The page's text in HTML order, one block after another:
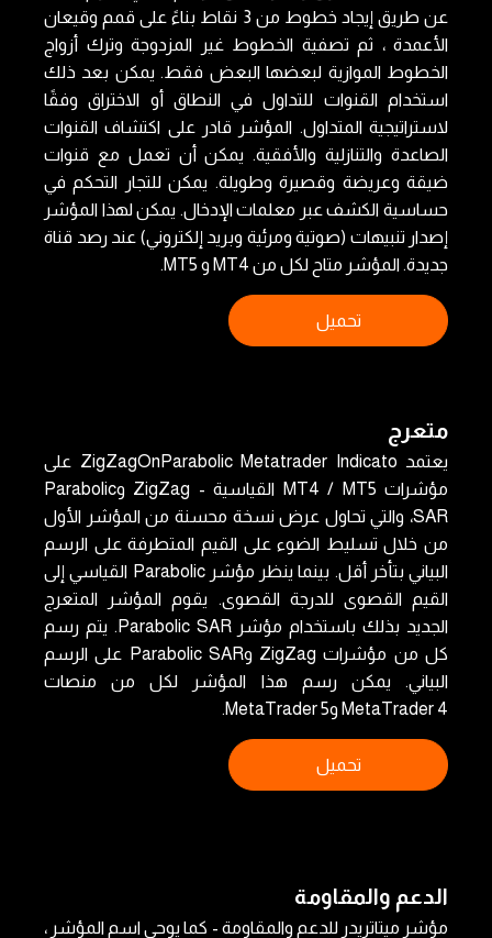
عن طريق إيجاد خطوط من 3 نقاط بناءً على قمم وقيعان
الأعمدة ، ثم تصفية الخطوط غير المزدوجة وترك أزواج
الخطوط الموازية لبعضها البعض فقط. يمكن بعد ذلك
استخدام القنوات للتداول في النطاق أو الاختراق وفقًا
لاستراتيجية المتداول. المؤشر قادر على اكتشاف القنوات
الصاعدة والتنازلية والأفقية. يمكن أن تعمل مع قنوات
ضيقة وعريضة وقصيرة وطويلة. يمكن للتجار التحكم في
حساسية الكشف عبر معلمات الإدخال. يمكن لهذا المؤشر
إصدار تنبيهات (صوتية ومرئية وبريد إلكتروني) عند رصد قناة
جديدة. المؤشر متاح لكل من MT4 و MT5.
تحميل
متعرج
يعتمد ZigZagOnParabolic Metatrader Indicato على
مؤشرات MT4 / MT5 القياسية - ZigZag وParabolic
SAR، والتي تحاول عرض نسخة محسنة من المؤشر الأول
من خلال تسليط الضوء على القيم المتطرفة على الرسم
البياني بتأخر أقل. بينما ينظر مؤشر Parabolic القياسي إلى
القيم القصوى للدرجة القصوى. يقوم المؤشر المتعرج
الجديد بذلك باستخدام مؤشر Parabolic SAR. يتم رسم
كل من مؤشرات ZigZag وParabolic SAR على الرسم
البياني. يمكن رسم هذا المؤشر لكل من منصات
MetaTrader 4 وMetaTrader 5.
تحميل
الدعم والمقاومة
مؤشر ميتاتريدر للدعم والمقاومة - كما يوحي اسم المؤشر ،